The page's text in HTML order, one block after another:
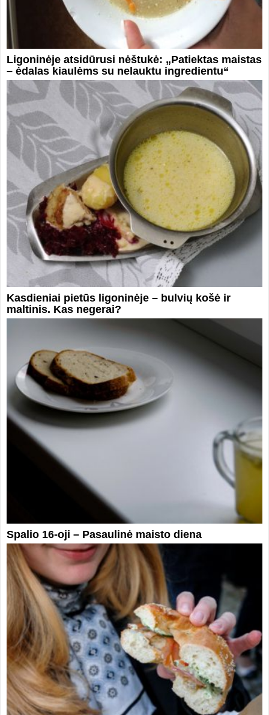
Ligoninėje atsidūrusi nėštukė: „Patiektas maistas
– ėdalas kiaulėms su nelauktu ingredientu“
Kasdieniai pietūs ligoninėje – bulvių košė ir
maltinis. Kas negerai?
Spalio 16-oji – Pasaulinė maisto diena